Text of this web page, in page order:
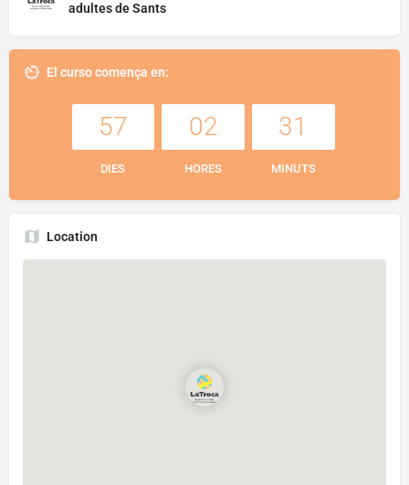
adultes de Sants
El curso comença en:
57
DIES
02
HORES
31
MINUTS
Location